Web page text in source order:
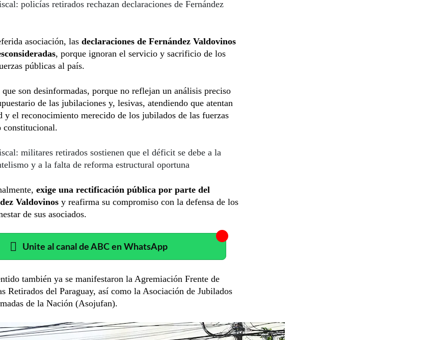
policías retirados rechazan declaraciones de Fernández
asociación, las declaraciones de Fernández Valdovinos
, porque ignoran el servicio y sacrificio de los
públicas al país.
que son desinformadas, porque no reflejan un análisis preciso
de las jubilaciones y, lesivas, atendiendo que atentan
y el reconocimiento merecido de los jubilados de las fuerzas
constitucional.
militares retirados sostienen que el déficit se debe a la
y a la falta de reforma estructural oportuna
exige una rectificación pública por parte del
Valdovinos y reafirma su compromiso con la defensa de los
de sus asociados.
Unite al canal de ABC en WhatsApp
también ya se manifestaron la Agremiación Frente de
Retirados del Paraguay, así como la Asociación de Jubilados
de la Nación (Asojufan).